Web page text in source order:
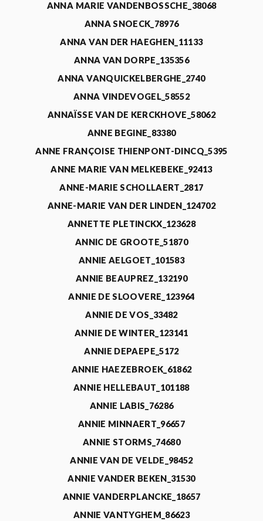
ANNA MARIE VANDENBOSSCHE_38068
ANNA SNOECK_78976
ANNA VAN DER HAEGHEN_11133
ANNA VAN DORPE_135356
ANNA VANQUICKELBERGHE_2740
ANNA VINDEVOGEL_58552
ANNAÏSSE VAN DE KERCKHOVE_58062
ANNE BEGINE_83380
ANNE FRANÇOISE THIENPONT-DINCQ_5395
ANNE MARIE VAN MELKEBEKE_92413
ANNE-MARIE SCHOLLAERT_2817
ANNE-MARIE VAN DER LINDEN_124702
ANNETTE PLETINCKX_123628
ANNIC DE GROOTE_51870
ANNIE AELGOET_101583
ANNIE BEAUPREZ_132190
ANNIE DE SLOOVERE_123964
ANNIE DE VOS_33482
ANNIE DE WINTER_123141
ANNIE DEPAEPE_5172
ANNIE HAEZEBROEK_61862
ANNIE HELLEBAUT_101188
ANNIE LABIS_76286
ANNIE MINNAERT_96657
ANNIE STORMS_74680
ANNIE VAN DE VELDE_98452
ANNIE VANDER BEKEN_31530
ANNIE VANDERPLANCKE_18657
ANNIE VANTYGHEM_86623